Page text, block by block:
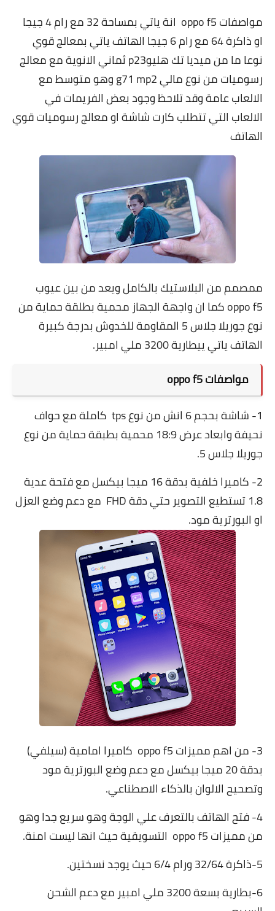
مواصفات oppo f5 انة ياتي بمساحة 32 مع رام 4 جيجا
او ذاكرة 64 مع رام 6 جيجا الهاتف ياتي بمعالج قوي
نوعا ما من ميديا تك هليوp23 ثماني الانوية مع معالج
رسوميات من نوع مالي g71 mp2 وهو متوسط مع
الالعاب عامة وقد تلاحظ وجود بعض الفريمات في
الالعاب التي تتطلب كارت شاشة او معالج رسوميات قوي
الهاتف
ممصمم من البلاستيك بالكامل ويعد من بين عيوب
oppo f5 كما ان واجهة الجهاز محمية بطلقة حماية من
نوع جوريلا جلاس 5 المقاومة للخدوش بدرجة كبيرة
الهاتف ياتي ييطارية 3200 ملي امبير.
مواصفات oppo f5
1- شاشة بحجم 6 انش من نوع tps كاملة مع حواف
نحيفة وابعاد عرض 18:9 محمية بطبقة حماية من نوع
جوريلا جلاس 5.
2- كاميرا خلفية بدقة 16 ميجا بيكسل مع فتحة عدية
1.8 تستطيع التصوير حتي دقة FHD مع دعم وضع العزل
او البورترية مود.
3- من اهم مميزات oppo f5 كاميرا امامية (سيلفي)
بدقة 20 ميجا بيكسل مع دعم وضع البورترية مود
وتصحيح الالوان بالذكاء الاصطناعي.
4- فتح الهاتف بالتعرف علي الوجة وهو سريع جدا وهو
من مميزات oppo f5 التسويقية حيث انها ليست امنة.
5-ذاكرة 32/64 ورام 6/4 حيث يوجد نسختين.
6-بطارية بسعة 3200 ملي امبير مع دعم الشحن